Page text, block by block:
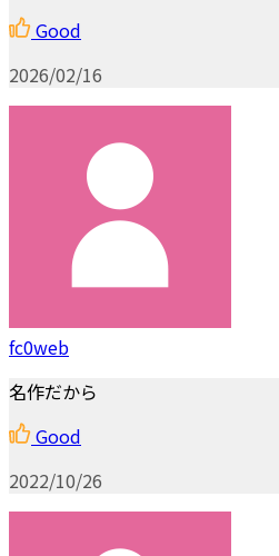
Good
2026/02/16
fc0web
名作だから
Good
2022/10/26